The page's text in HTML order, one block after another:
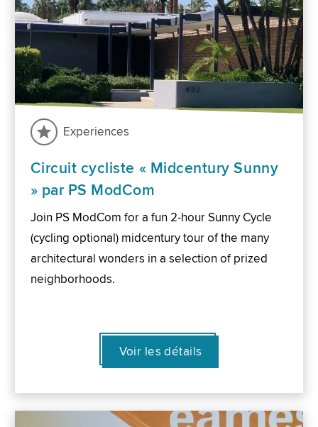
Experiences
Circuit cycliste « Midcentury Sunny
» par PS ModCom
Join PS ModCom for a fun 2-hour Sunny Cycle
(cycling optional) midcentury tour of the many
architectural wonders in a selection of prized
neighborhoods.
Voir les détails